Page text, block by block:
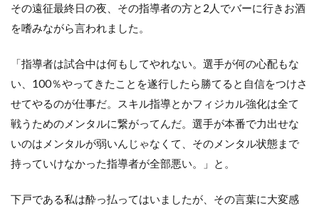
その遠征最終日の夜、その指導者の方と2人でバーに行きお酒
を嗜みながら言われました。
「指導者は試合中は何もしてやれない。選手が何の心配もな
い、100％やってきたことを遂行したら勝てると自信をつけさ
せてやるのが仕事だ。スキル指導とかフィジカル強化は全て
戦うためのメンタルに繋がってんだ。選手が本番で力出せな
いのはメンタルが弱いんじゃなくて、そのメンタル状態まで
持っていけなかった指導者が全部悪い。」と。
下戸である私は酔っ払ってはいましたが、その言葉に大変感